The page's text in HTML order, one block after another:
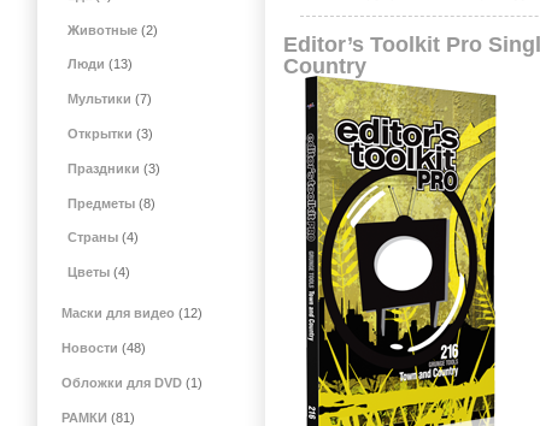
Editor’s Toolkit Pro
Country
Животные (2)
Люди (13)
Мультики (7)
Открытки (3)
Праздники (3)
Предметы (8)
Страны (4)
Цветы (4)
Маски для видео (12)
Новости (48)
Обложки для DVD(1)
РАМКИ (81)